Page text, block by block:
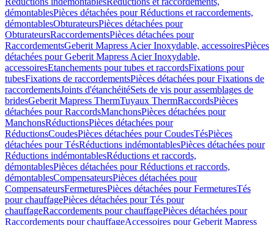
démontablesPièces détachées pour Réductions et raccordements,
démontablesObturateursPièces détachées pour
ObturateursRaccordementsPièces détachées pour
RaccordementsGeberit Mapress Acier Inoxydable, accessoiresPièces
détachées pour Geberit Mapress Acier Inoxydable,
accessoiresEtanchements pour tubes et raccordsFixations pour
tubesFixations de raccordementsPièces détachées pour Fixations de
raccordementsJoints d'étanchéitéSets de vis pour assemblages de
bridesGeberit Mapress ThermTuyaux ThermRaccordsPièces
détachées pour RaccordsManchonsPièces détachées pour
ManchonsRéductionsPièces détachées pour
RéductionsCoudesPièces détachées pour CoudesTésPièces
détachées pour TésRéductions indémontablesPièces détachées pour
Réductions indémontablesRéductions et raccords,
démontablesPièces détachées pour Réductions et raccords,
démontablesCompensateursPièces détachées pour
CompensateursFermeturesPièces détachées pour FermeturesTés
pour chauffagePièces détachées pour Tés pour
chauffageRaccordements pour chauffagePièces détachées pour
Raccordements pour chauffageAccessoires pour Geberit Mapress